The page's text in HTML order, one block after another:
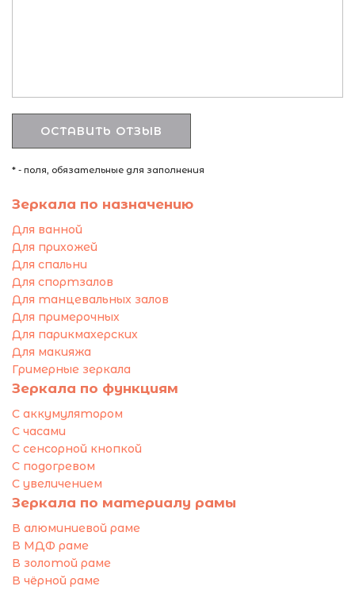
* - поля, обязательные для заполнения
Зеркала по назначению
Для ванной
Для прихожей
Для спальни
Для спортзалов
Для танцевальных залов
Для примерочных
Для парикмахерских
Для макияжа
Гримерные зеркала
Зеркала по функциям
С аккумулятором
С часами
С сенсорной кнопкой
С подогревом
С увеличением
Зеркала по материалу рамы
В алюминиевой раме
В МДФ раме
В золотой раме
В чёрной раме